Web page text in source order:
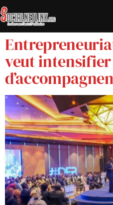
veut intensifier